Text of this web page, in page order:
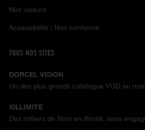
Nos valeurs
Accessibilité : Non conforme
TOUS NOS SITES
DORCEL VISION
Un des plus grands catalogue VOD au
XILLIMITE
Des milliers de films en illimité, sans